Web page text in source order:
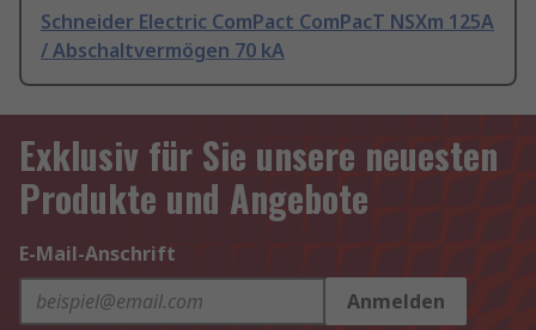
Schneider Electric ComPact ComPacT NSXm 125A
/ Abschaltvermögen 70 kA
Exklusiv für Sie unsere neuesten
Produkte und Angebote
E-Mail-Anschrift
Anmelden